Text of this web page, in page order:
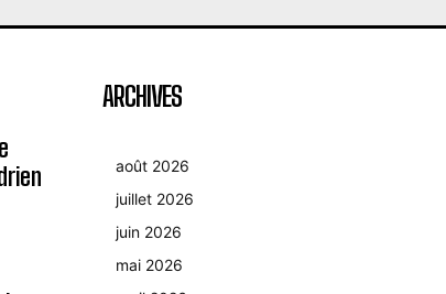
ARCHIVES
août 2026
juillet 2026
juin 2026
mai 2026